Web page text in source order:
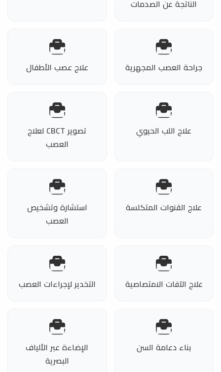
الناتجة عن الصدمات
جراحة العصب المجهرية علاج عصب الأطفال
علاج اللب الحيوي
تصوير CBCT لعلاج
العصب
علاج القنوات المتكلسة
استشارة وتشخيص
العصب
علاج الآفات الامتصاصية التخدير لإجراءات العصب
بناء دعامة السن
الإضاءة عبر الألياف
البصرية